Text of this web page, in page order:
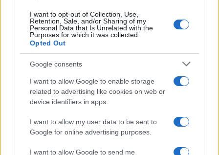
I want to opt-out of Collection, Use,
Retention, Sale, and/or Sharing of my
Personal Data that Is Unrelated with the
Purposes for which it was collected.
Opted Out
Google consents
I want to allow Google to enable storage
related to advertising like cookies on web or
device identifiers in apps.
I want to allow my user data to be sent to
Google for online advertising purposes.
I want to allow Google to send me
TOP IN ITALVOLLEY
Davide Mazzanti, chi è l’allenatore? Altezza, moglie,